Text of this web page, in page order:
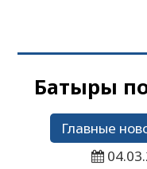
Батыры
Главные